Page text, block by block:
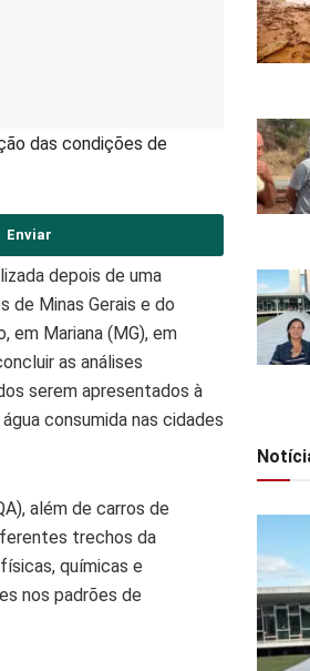
das condições de
Enviar
depois de uma
de Minas Gerais e do
em Mariana (MG), em
as análises
serem apresentados à
consumida nas cidades
além de carros de
trechos da
químicas e
nos padrões de